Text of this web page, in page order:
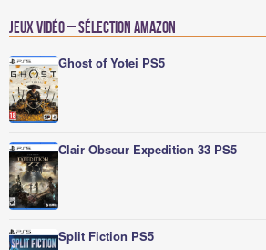
Jeux vidéo – Sélection Amazon
Ghost of Yotei PS5
Clair Obscur Expedition 33 PS5
Split Fiction PS5